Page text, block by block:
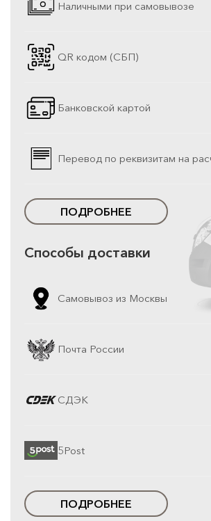
Наличными при самовывозе
QR кодом (СБП)
Банковской картой
Перевод по реквизитам на
ПОДРОБНЕЕ
Способы доставки
Самовывоз из Москвы
Почта России
СДЭК
5Post
ПОДРОБНЕЕ